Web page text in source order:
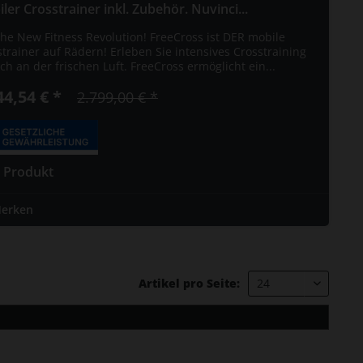
Crosstrainer inkl. Zubehör. Nuvinci...
New Fitness Revolution! FreeCross ist DER mobile
auf Rädern! Erleben Sie intensives Crosstraining
an der frischen Luft. FreeCross ermöglicht ein...
€ * 2.799,00 € *
Produkt
Artikel pro Seite: